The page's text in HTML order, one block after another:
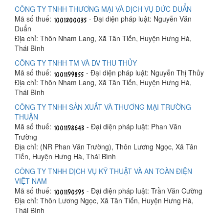
CÔNG TY TNHH THƯƠNG MẠI VÀ DỊCH VỤ ĐỨC DUẨN
Mã số thuế:
- Đại diện pháp luật: Nguyễn Văn
Duẩn
Địa chỉ: Thôn Nham Lang, Xã Tân Tiến, Huyện Hưng Hà,
Thái Bình
CÔNG TY TNHH TM VÀ DV THU THỦY
Mã số thuế:
- Đại diện pháp luật: Nguyễn Thị Thủy
Địa chỉ: Thôn Nham Lang, Xã Tân Tiến, Huyện Hưng Hà,
Thái Bình
CÔNG TY TNHH SẢN XUẤT VÀ THƯƠNG MẠI TRƯỜNG
THUẬN
Mã số thuế:
- Đại diện pháp luật: Phan Văn
Trường
Địa chỉ: (NR Phan Văn Trường), Thôn Lương Ngọc, Xã Tân
Tiến, Huyện Hưng Hà, Thái Bình
CÔNG TY TNHH DỊCH VỤ KỸ THUẬT VÀ AN TOÀN ĐIỆN
VIỆT NAM
Mã số thuế:
- Đại diện pháp luật: Trần Văn Cường
Địa chỉ: Thôn Lương Ngọc, Xã Tân Tiến, Huyện Hưng Hà,
Thái Bình